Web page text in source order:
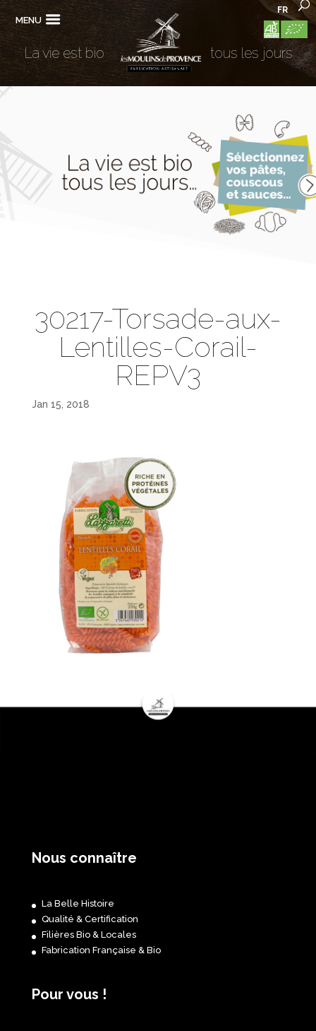
MENU
FR
La vie est bio tous les jours
30217-Torsade-aux-
Lentilles-Corail-
REPV3
Jan 15, 2018
Nous connaître
La Belle Histoire
Qualité & Certification
Filières Bio & Locales
Fabrication Française & Bio
Pour vous !